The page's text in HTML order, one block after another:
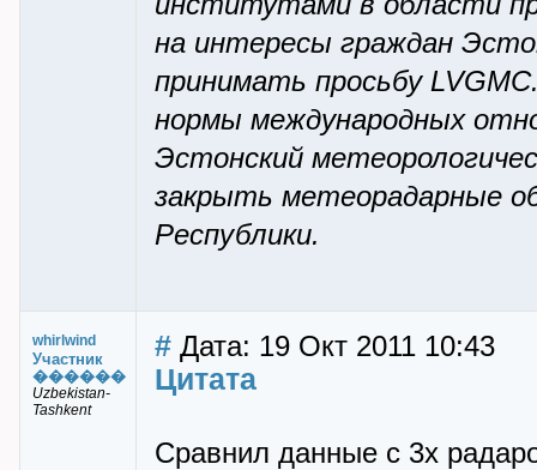
на интересы граждан
принимать просьбу
нормы международных
Эстонский
закрыть метеорадарные
Республики.
whirlwind
Участник
������
Uzbekistan-
Tashkent
# Дата: 19 Окт 2011 10:43
Цитата
Сравнил данные с 3х